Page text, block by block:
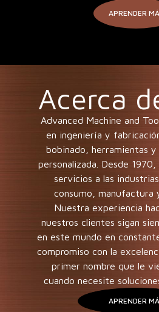
APRENDER
Acerca
Advanced Machine and
en ingeniería y
bobinado, herramientas
personalizada. Desde
servicios a las
consumo, manufactura
Nuestra experiencia
nuestros clientes sigan
en este mundo en
compromiso con la
primer nombre que le
cuando necesite
APRENDER